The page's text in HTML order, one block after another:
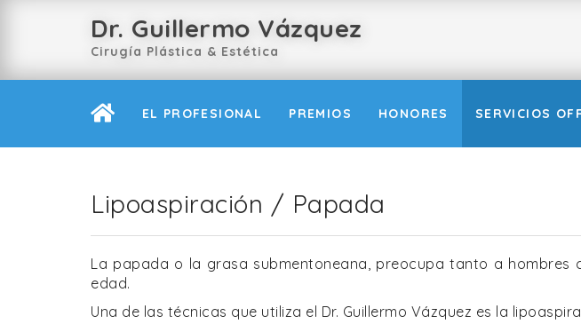
Dr. Guillermo Vázquez
Cirugía Plástica & Estética
EL PROFESIONAL PREMIOS HONORES SERVICIOS
Lipoaspiración / Papada
La papada o la grasa submentoneana, preocupa tanto a hombres
edad.
Una de las técnicas que utiliza el Dr. Guillermo Vázquez es la